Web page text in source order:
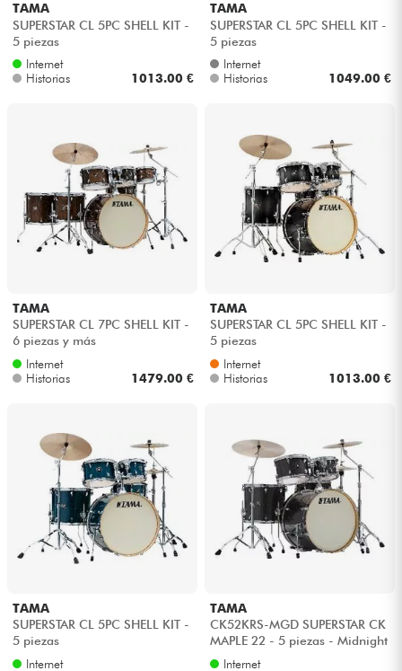
TAMA
SUPERSTAR CL 5PC SHELL KIT -
5 piezas
Internet
Historias
1013.00 €
TAMA
SUPERSTAR CL 5PC SHELL KIT -
5 piezas
Internet
Historias
1049.00 €
TAMA
SUPERSTAR CL 7PC SHELL KIT -
6 piezas y más
Internet
Historias
1479.00 €
TAMA
SUPERSTAR CL 5PC SHELL KIT -
5 piezas
Internet
Historias
1013.00 €
TAMA
SUPERSTAR CL 5PC SHELL KIT -
5 piezas
Internet
TAMA
CK52KRS-MGD SUPERSTAR CK
MAPLE 22 - 5 piezas - Midnight
gold sparkle
Internet